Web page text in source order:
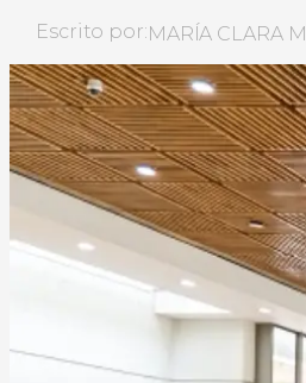
Escrito por:MARÍA CLARA